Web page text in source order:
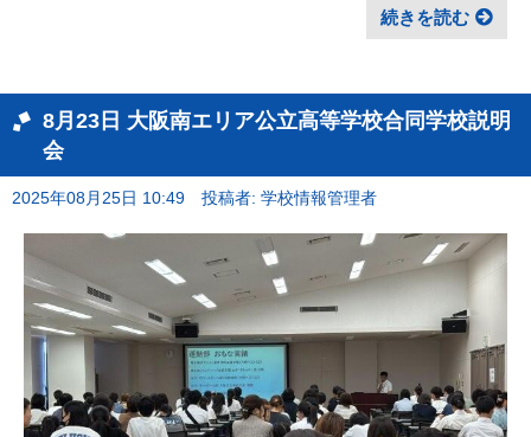
続きを読む
8月23日 大阪南エリア公立高等学校合同学校説明
会
2025年08月25日 10:49 投稿者: 学校情報管理者